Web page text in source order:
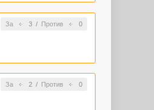
За 3/ Против 0
За 2/ Против 0